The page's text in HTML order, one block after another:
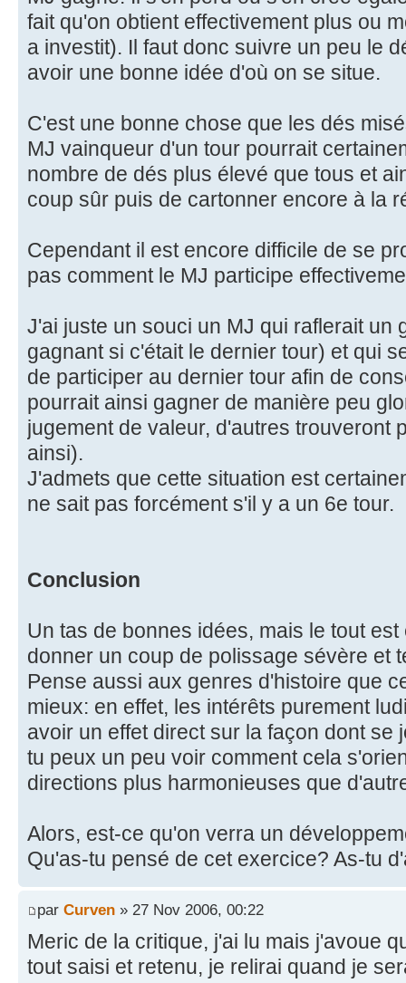
fait qu'on obtient effectivement plus ou
a investit). Il faut donc suivre un peu le
avoir une bonne idée d'où on se situe.
C'est une bonne chose que les dés
MJ vainqueur d'un tour pourrait
nombre de dés plus élevé que tous et
coup sûr puis de cartonner encore à la
Cependant il est encore difficile de se
pas comment le MJ participe
J'ai juste un souci un MJ qui raflerait un
gagnant si c'était le dernier tour) et qui
de participer au dernier tour afin de
pourrait ainsi gagner de manière peu
jugement de valeur, d'autres trouveront
ainsi).
J'admets que cette situation est
ne sait pas forcément s'il y a un 6e tour.
Conclusion
Un tas de bonnes idées, mais le tout
donner un coup de polissage sévère et
Pense aussi aux genres d'histoire que
mieux: en effet, les intérêts purement
avoir un effet direct sur la façon dont se
tu peux un peu voir comment cela
directions plus harmonieuses que
Alors, est-ce qu'on verra un
Qu'as-tu pensé de cet exercice? As-tu
par Curven » 27 Nov 2006, 00:22
Meric de la critique, j'ai lu mais j'avoue
tout saisi et retenu, je relirai quand je